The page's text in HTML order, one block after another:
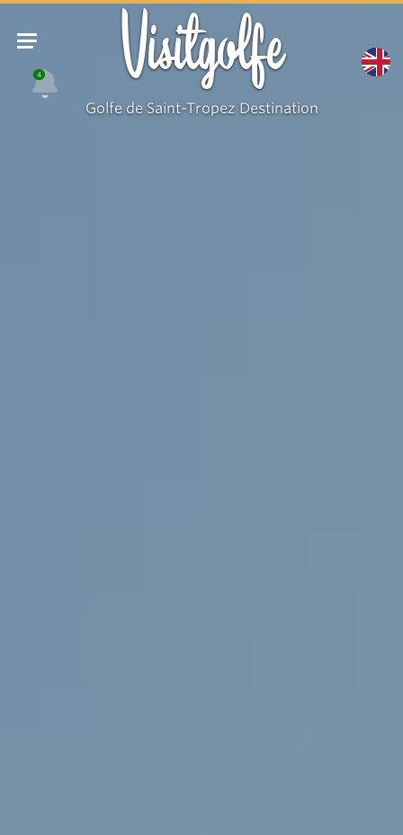
4 Visitgolfe
Golfe de Saint-Tropez Destination